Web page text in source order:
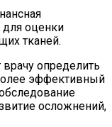
для оценки
тканей.
врачу определить
эффективный
осложнений,